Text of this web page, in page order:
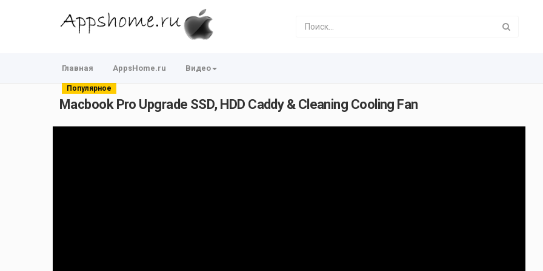
Главная AppsHome.ru Видео
Популярное
Macbook Pro Upgrade SSD, HDD Caddy & Cleaning Cooling Fan